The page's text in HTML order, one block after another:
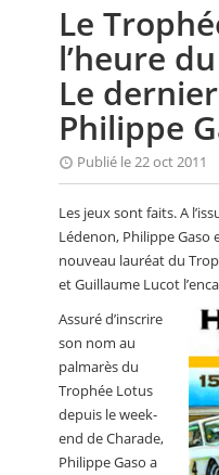
ANNUAIRES
PETITES ANNONCES
Le
l’heure
Le
Philippe
Publié le 22 oct 2011
Les jeux sont faits. A
Lédenon, Philippe
nouveau lauréat du
et Guillaume Lucot
Assuré d’inscrire
son nom au
palmarès du
Trophée Lotus
depuis le week-
end de Charade,
Philippe Gaso a